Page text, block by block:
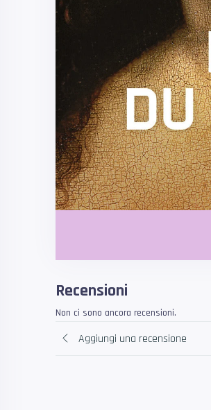
Recensioni
Non ci sono ancora recensioni.
Aggiungi una recensione